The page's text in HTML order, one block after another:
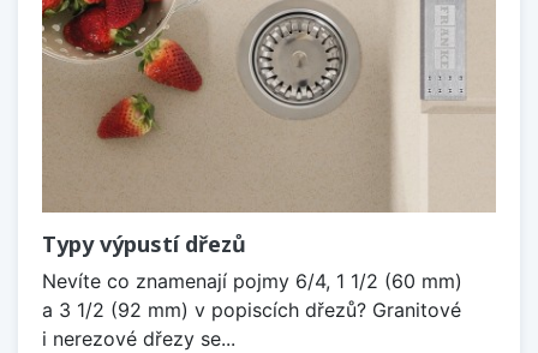
Typy výpustí dřezů
Nevíte co znamenají pojmy 6/4, 1 1/2 (60 mm)
a 3 1/2 (92 mm) v popiscích dřezů? Granitové
i nerezové dřezy se...